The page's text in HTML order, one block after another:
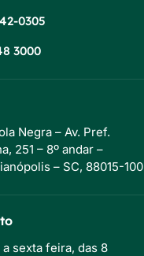
0305
3000
Negra – Av. Pref.
251 – 8º andar –
– SC, 88015-100
sexta feira, das 8